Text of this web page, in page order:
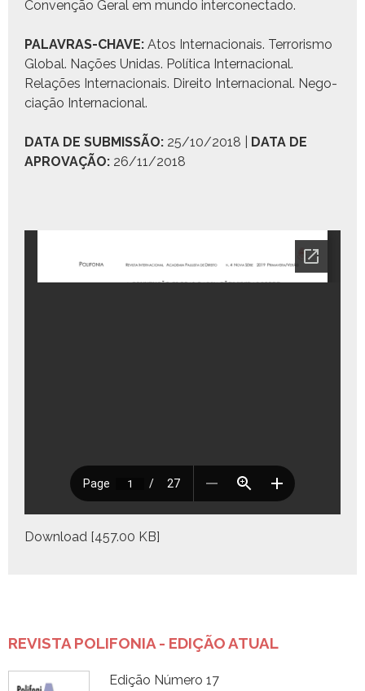
Con­venção Ger­al em mun­do interconectado.
PALAVRAS-CHAVE: Atos Inter­na­cionais. Ter­ror­is­mo
Glob­al. Nações Unidas. Políti­ca Inter­na­cional.
Relações Inter­na­cionais. Dire­ito Inter­na­cional. Nego­
ci­ação Internacional.
DATA DE SUBMISSÃO: 25/10/2018 | DATA DE
APROVAÇÃO: 26/11/2018
Down­load [457.00 KB]
REVISTA POLIFONIA - EDIÇÃO ATUAL
Edição Número 17